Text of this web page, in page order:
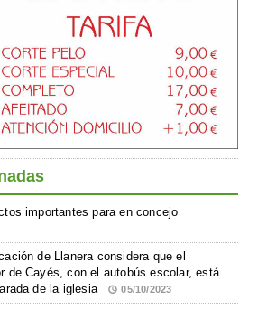
importantes para en concejo
de Llanera considera que el
de Cayés, con el autobús escolar, está
de la iglesia
05/10/2023